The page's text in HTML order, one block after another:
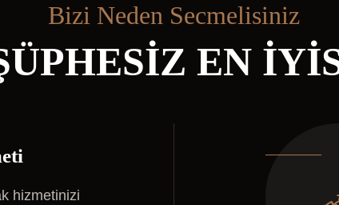
Bizi Neden Secmelisiniz
EN
hizmetinizi